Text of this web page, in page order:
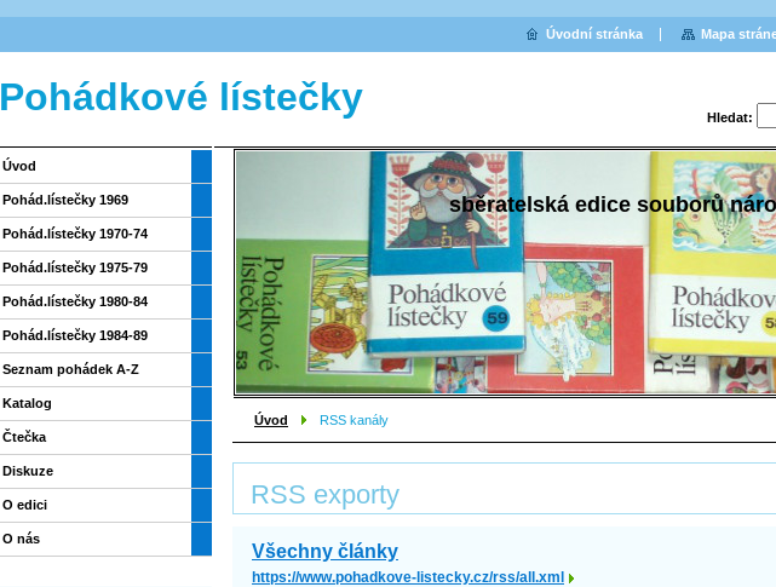
Pohádkové lístečky Hledat:
sběratelská edice souborů
Úvod RSS kanály
RSS exporty
Všechny články
https://www.pohadkove-listecky.cz/rss/all.xml
Úvod
Pohád.lístečky 1969
Pohád.lístečky 1970-74
Pohád.lístečky 1975-79
Pohád.lístečky 1980-84
Pohád.lístečky 1984-89
Seznam pohádek A-Z
Katalog
Čtečka
Diskuze
O edici
O nás
Úvodní stránka Mapa